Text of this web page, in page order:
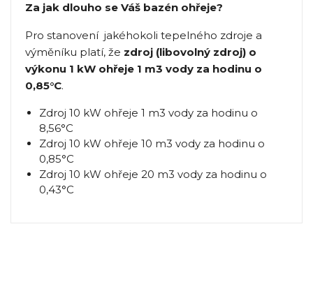
Za jak dlouho se Váš bazén ohřeje?
Pro stanovení jakéhokoli tepelného zdroje a
výměníku platí, že zdroj (libovolný zdroj) o
výkonu 1 kW ohřeje 1 m3 vody za hodinu o
0,85°C.
Zdroj 10 kW ohřeje 1 m3 vody za hodinu o
8,56°C
Zdroj 10 kW ohřeje 10 m3 vody za hodinu o
0,85°C
Zdroj 10 kW ohřeje 20 m3 vody za hodinu o
0,43°C